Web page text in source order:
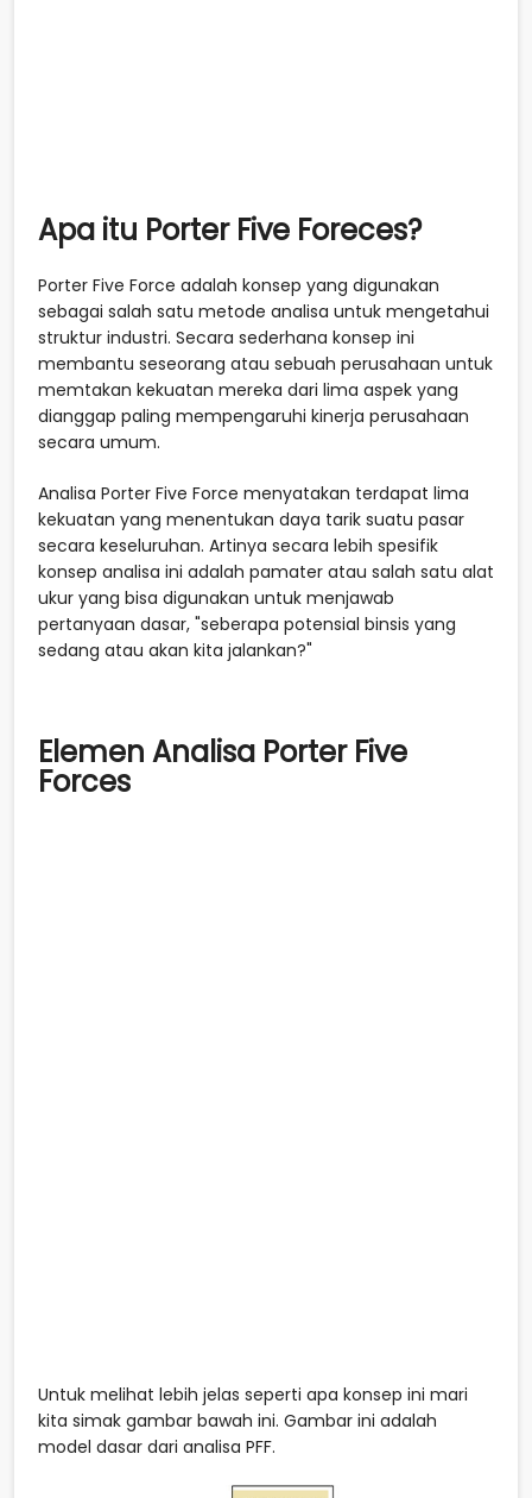
Apa itu Porter Five Foreces?
Porter Five Force adalah konsep yang digunakan
sebagai salah satu metode analisa untuk mengetahui
struktur industri. Secara sederhana konsep ini
membantu seseorang atau sebuah perusahaan untuk
memtakan kekuatan mereka dari lima aspek yang
dianggap paling mempengaruhi kinerja perusahaan
secara umum.
Analisa Porter Five Force menyatakan terdapat lima
kekuatan yang menentukan daya tarik suatu pasar
secara keseluruhan. Artinya secara lebih spesifik
konsep analisa ini adalah pamater atau salah satu alat
ukur yang bisa digunakan untuk menjawab
pertanyaan dasar, "seberapa potensial binsis yang
sedang atau akan kita jalankan?"
Elemen Analisa Porter Five
Forces
Untuk melihat lebih jelas seperti apa konsep ini mari
kita simak gambar bawah ini. Gambar ini adalah
model dasar dari analisa PFF.